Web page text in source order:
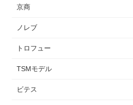
京商
ノレブ
トロフュー
TSMモデル
ビテス